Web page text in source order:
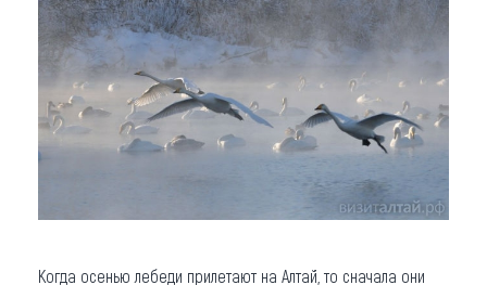
Когда осенью лебеди прилетают на Алтай, то сначала они